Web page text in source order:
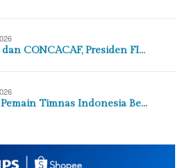
CONCACAF, Presiden FI…
Timnas Indonesia Be…